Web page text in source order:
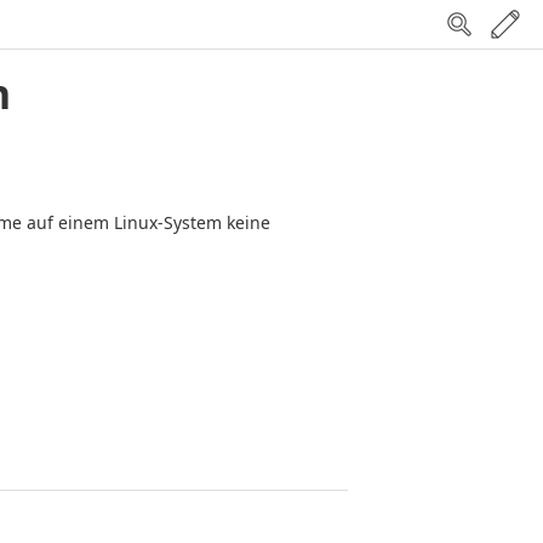
auf einem Linux-System keine